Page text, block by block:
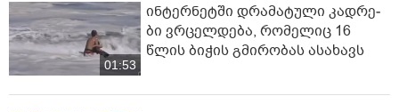
01:53
ინ­ტერ­ნეტ­ში დრა­მა­ტუ­ლი კად­რე­
ბი ვრცელდება, რომელიც 16
წლის ბიჭის გმირობას ასახავს